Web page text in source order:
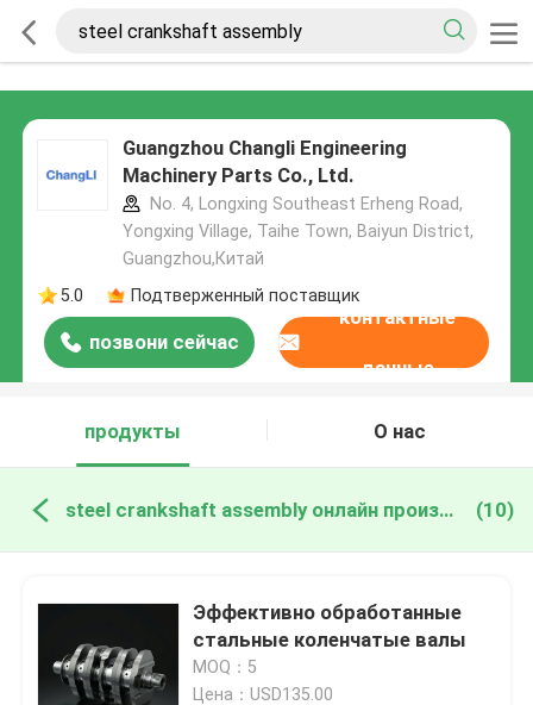
Guangzhou Changli Engineering
Machinery Parts Co., Ltd.
No. 4, Longxing Southeast Erheng Road,
Yongxing Village, Taihe Town, Baiyun District,
Guangzhou,Китай
5.0
Подтверженный поставщик
позвони сейчас
контактные
данные
продукты О нас
steel crankshaft assembly онлайн производство (10)
Эффективно обработанные
стальные коленчатые валы
MOQ：5
Цена：USD135.00